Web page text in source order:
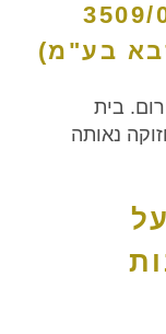
פלסטיק (ת"א 3509/01
בע"מ)
בית
נאותה